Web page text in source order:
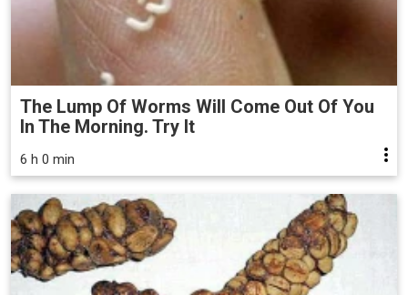
The Lump Of Worms Will Come Out Of You
In The Morning. Try It
6 h 0 min